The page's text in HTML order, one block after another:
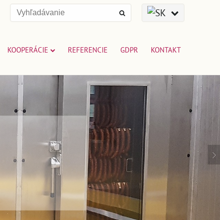
KOOPERÁCIE REFERENCIE GDPR KONTAKT